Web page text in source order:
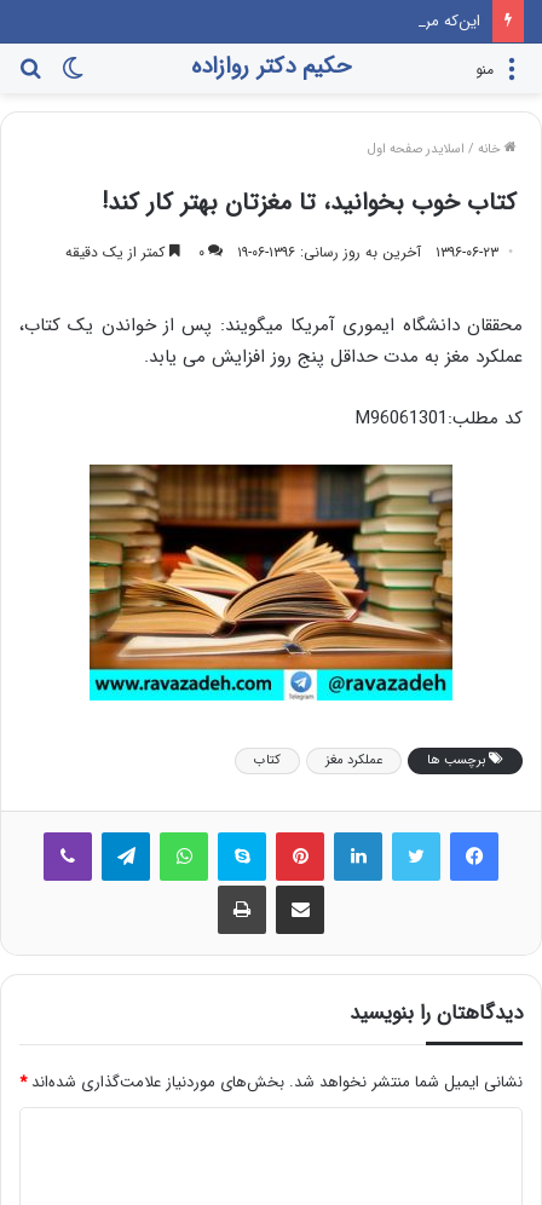
تغییر
پوسته
حکیم دکتر روازاده منو
خانه / اسلایدر صفحه اول
کتاب خوب بخوانید، تا مغزتان بهتر کار کند!
۱۳۹۶-۰۶-۲۳ آخرین به روز رسانی: ۱۳۹۶-۰۶-۱۹ ۰ کمتر از یک دقیقه
محققان دانشگاه ایموری آمریکا می‎گویند: پس از خواندن یک کتاب،
عملکرد مغز به مدت حداقل پنج روز افزایش می یابد.
کد مطلب:M96061301
برچسب ها عملکرد مغز کتاب
فیس بوک لینکدین ‫پین‌ترست اسکایپ واتس آپ
اشتراک گذاری از طریق ایمیل چاپ
دیدگاهتان را بنویسید
نشانی ایمیل شما منتشر نخواهد شد. بخش‌های موردنیاز علامت‌گذاری شده‌اند*